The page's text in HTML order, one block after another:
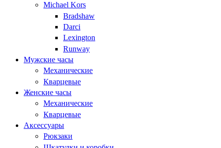
Michael Kors
Bradshaw
Darci
Lexington
Runway
Мужские часы
Механические
Кварцевые
Женские часы
Механические
Кварцевые
Аксессуары
Рюкзаки